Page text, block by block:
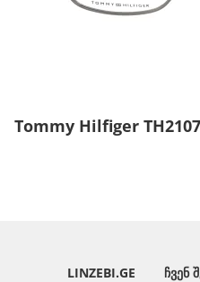
Tommy Hilfiger
LINZEBI.GE ᲩᲕᲔᲜ